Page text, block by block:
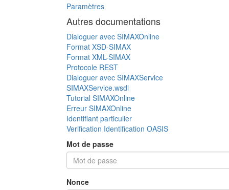
Paramètres
Autres documentations
Dialoguer avec SIMAXOnline
Format XSD-SIMAX
Format XML-SIMAX
Protocole REST
Dialoguer avec SIMAXService
SIMAXService.wsdl
Tutorial SIMAXOnline
Erreur SIMAXOnline
Identifiant particulier
Verification Identification OASIS
Mot de passe
Nonce